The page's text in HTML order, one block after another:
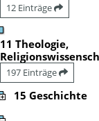
12 Einträge
11 Theologie,
197 Einträge
15 Geschichte